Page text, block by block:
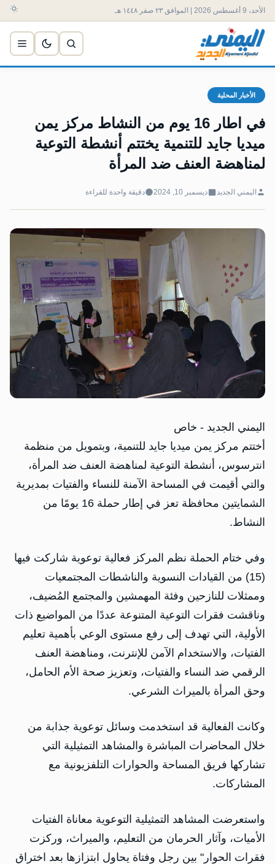
الأحد، 9 أغسطس 2026 | الموافق ٢٣ صفر ١٤٤٨ هـ
الأخبار المحلية
في اطار 16 يوم من النشاط مركز يمن
ميديا جايد للتنمية يختتم أنشطة التوعية
لمناهضة العنف ضد المرأة
اليمني الجديد ديسمبر 10, 2024 دقيقة واحدة للقراءة
اليمني الجديد - خاص
أختتم مركز يمن ميديا جايد للتنمية، وبتمويل من منظمة
انترسوس، أنشطة التوعية لمناهضة العنف ضد المرأة،
والتي أقيمت في المساحة الآمنة للنساء والفتيات بمديرية
الشمايتين محافظة تعز في إطار حملة 16 يومًا من
النشاط.
وفي ختام الحملة نظم المركز فعالية توعوية شاركت فيها
(15) من القيادات النسوية والناشطات المجتمعيات
وممثلات للنازحين وفئة المهمشين والمجتمع المُضيف،
وناقشت فقرات التوعية المتنوعة عددًا من المواضيع ذات
الأولية، التي تهدف إلى رفع مستوى الوعي بأهمية تعليم
الفتيات، والاستخدام الآمن للإنترنت، ومناهضة العنف
الرقمي ضد النساء والفتيات، وتعزيز صحة الأم الحامل،
وحق المرأة بالميراث الشرعي.
وكانت الفعالية قد استخدمت وسائل توعوية جذابة من
خلال المحاضرات المباشرة والمشاهد التمثيلية التي
تشاركها فريق المساحة والحوارات التلفزيونية مع
المشاركات.
واستعرضت المشاهد التمثيلية التوعوية معاناة الفتيات
الأميات، وآثار الحرمان من التعليم، والميراث، وركزت
فقرات الحوار" بين رجل وفتاة يحاول ابتزازها بعد اختراق